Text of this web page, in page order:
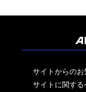
サイトからのお
サイトに関す